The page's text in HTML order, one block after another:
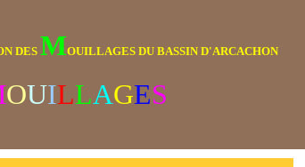
DESMOUILLAGES DU BASSIN D'ARCACHON
OUILLAGES